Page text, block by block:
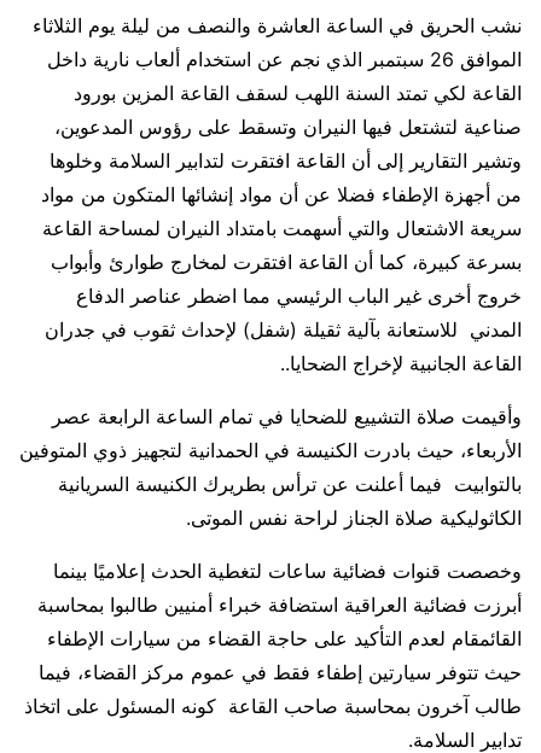
نشب الحريق في الساعة العاشرة والنصف من ليلة يوم الثلاثاء
الموافق 26 سبتمبر الذي نجم عن استخدام ألعاب نارية داخل
القاعة لكي تمتد السنة اللهب لسقف القاعة المزين بورود
صناعية لتشتعل فيها النيران وتسقط على رؤوس المدعوين،
وتشير التقارير إلى أن القاعة افتقرت لتدابير السلامة وخلوها
من أجهزة الإطفاء فضلا عن أن مواد إنشائها المتكون من مواد
سريعة الاشتعال والتي أسهمت بامتداد النيران لمساحة القاعة
بسرعة كبيرة، كما أن القاعة افتقرت لمخارج طوارئ وأبواب
خروج أخرى غير الباب الرئيسي مما اضطر عناصر الدفاع
المدني للاستعانة بآلية ثقيلة (شفل) لإحداث ثقوب في جدران
القاعة الجانبية لإخراج الضحايا..
وأقيمت صلاة التشييع للضحايا في تمام الساعة الرابعة عصر
الأربعاء، حيث بادرت الكنيسة في الحمدانية لتجهيز ذوي المتوفين
بالتوابيت فيما أعلنت عن ترأس بطريرك الكنيسة السريانية
الكاثوليكية صلاة الجناز لراحة نفس الموتى.
وخصصت قنوات فضائية ساعات لتغطية الحدث إعلاميًا بينما
أبرزت فضائية العراقية استضافة خبراء أمنيين طالبوا بمحاسبة
القائمقام لعدم التأكيد على حاجة القضاء من سيارات الإطفاء
حيث تتوفر سيارتين إطفاء فقط في عموم مركز القضاء، فيما
طالب آخرون بمحاسبة صاحب القاعة كونه المسئول على اتخاذ
تدابير السلامة.